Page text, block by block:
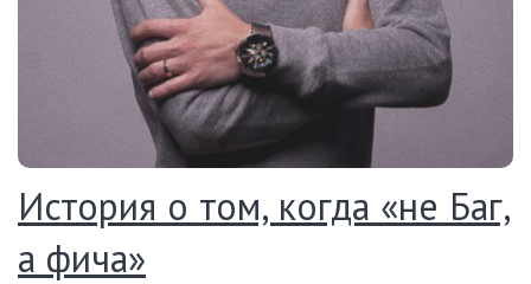
История о том, когда «не Баг,
а фича»